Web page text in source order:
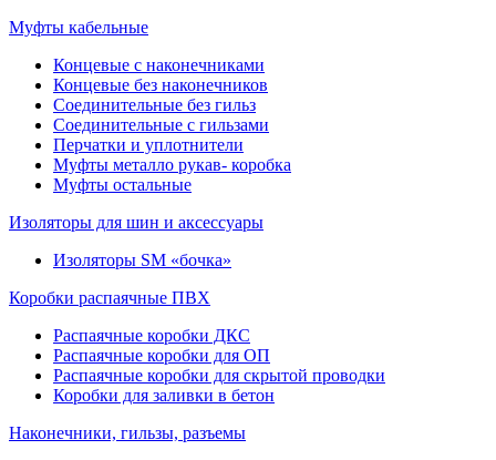
Муфты кабельные
Концевые с наконечниками
Концевые без наконечников
Соединительные без гильз
Соединительные с гильзами
Перчатки и уплотнители
Муфты металло рукав- коробка
Муфты остальные
Изоляторы для шин и аксессуары
Изоляторы SM «бочка»
Коробки распаячные ПВХ
Распаячные коробки ДКС
Распаячные коробки для ОП
Распаячные коробки для скрытой проводки
Коробки для заливки в бетон
Наконечники, гильзы, разъемы